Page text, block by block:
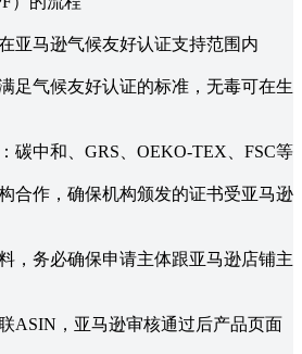
亚马逊气候友好认证支持范围内
足气候友好认证的标准，无毒可在生
碳中和、GRS、OEKO-TEX、FSC等
合作，确保机构颁发的证书受亚马逊
，务必确保申请主体跟亚马逊店铺主
ASIN，亚马逊审核通过后产品页面